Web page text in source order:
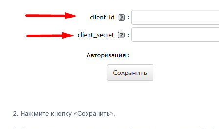
Нажмите кнопку «Сохранить».